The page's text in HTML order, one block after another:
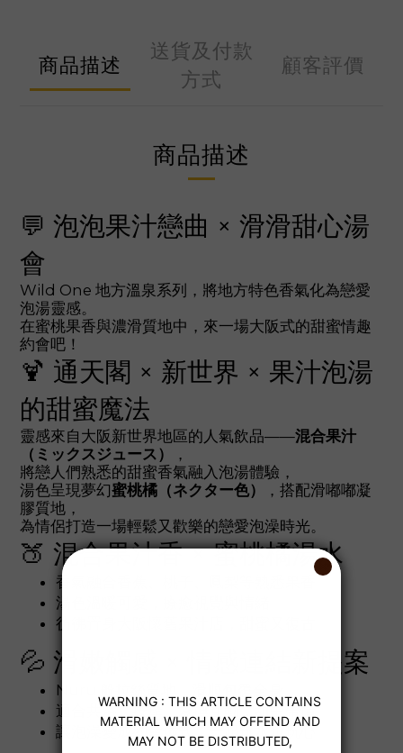
商品描述
送貨及付款
方式
顧客評價
商品描述
💬 泡泡果汁戀曲 × 滑滑甜心湯
會
Wild One 地方溫泉系列，將地方特色香氣化為戀愛
泡湯靈感。
在蜜桃果香與濃滑質地中，來一場大阪式的甜蜜情趣
約會吧！
🍹 通天閣 × 新世界 × 果汁泡湯
的甜蜜魔法
靈感來自大阪新世界地區的人氣飲品——混合果汁
（ミックスジュース）
，
將戀人們熟悉的甜蜜香氣融入泡湯體驗，
湯色呈現夢幻蜜桃橘（ネクター色）
，搭配滑嘟嘟凝
膠質地，
為情侶打造一場輕鬆又歡樂的戀愛泡澡時光。
🍑 混合果汁香 × 蜜桃橘湯水
香氣融合香蕉、桃子、鳳梨等熟悉果香
湯色溫暖可愛，療癒視覺與情緒
彷彿置身大阪懷舊果汁店，甜蜜又復古
💦 滑嫩觸感 × 情感連結新提案
Nuru 般拉絲質地，滑順包覆全身
適合共浴、按摩、愛撫互動，甜中帶情
讓泡澡變成約會儀式，一起玩水也玩心